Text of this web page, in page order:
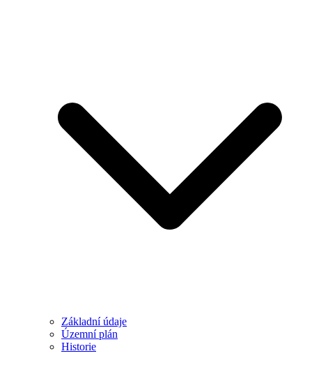
Základní údaje
Územní plán
Historie